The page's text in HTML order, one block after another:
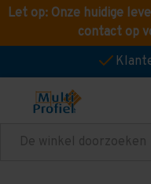
Let op: Onze huidige
contact op
Zoeken